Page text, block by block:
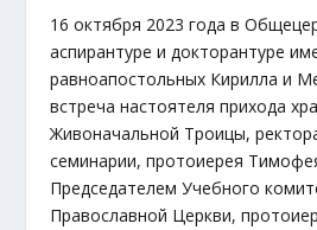
16 октября 2023 года в
аспирантуре и докторантуре
равноапостольных Кирилла и
встреча настоятеля прихода
Живоначальной Троицы,
семинарии, протоиерея
Председателем Учебного
Православной Церкви,